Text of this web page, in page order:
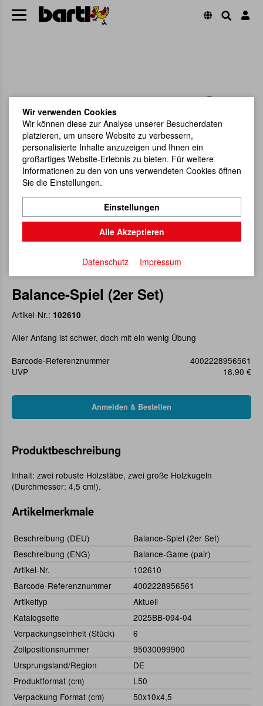
Balance-Spiel (2er Set)
Artikel-Nr.: 102610
Aller Anfang ist schwer, doch mit ein wenig Übung
Barcode-Referenznummer
4002228956561
UVP
18,90 €
Produktbeschreibung
Inhalt: zwei robuste Holzstäbe, zwei große Holzkugeln
(Durchmesser: 4,5 cm!).
Artikelmerkmale
Beschreibung (DEU)
Balance-Spiel (2er Set)
Beschreibung (ENG)
Balance-Game (pair)
Artikel-Nr.
102610
Barcode-Referenznummer
4002228956561
Artikeltyp
Aktuell
Katalogseite
2025BB-094-04
Verpackungseinheit (Stück)
6
Zollpositionsnummer
95030099900
Ursprungsland/Region
DE
Produktformat (cm)
L50
Verpackung Format (cm)
50x10x4,5
Wir verwenden Cookies
Wir können diese zur Analyse unserer Besucherdaten
platzieren, um unsere Website zu verbessern,
personalisierte Inhalte anzuzeigen und Ihnen ein
großartiges Website-Erlebnis zu bieten. Für weitere
Informationen zu den von uns verwendeten Cookies öffnen
Sie die Einstellungen.
Einstellungen
Alle Akzeptieren
Datenschutz Impressum